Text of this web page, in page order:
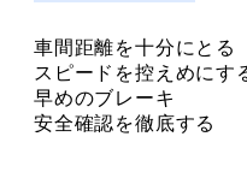
車間距離を十分にとる
スピードを控えめにす
早めのブレーキ
安全確認を徹底する